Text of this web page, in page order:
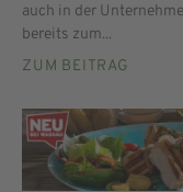
auch in der
bereits zum...
ZUM BEITRAG